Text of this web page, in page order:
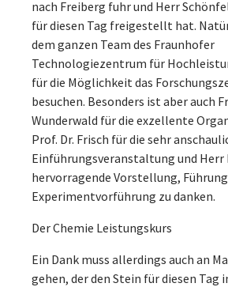
nach Freiberg fuhr und Herr
für diesen Tag freigestellt hat.
dem ganzen Team des Fraunhofer
Technologiezentrum für
für die Möglichkeit das
besuchen. Besonders ist aber auch
Wunderwald für die exzellente
Prof. Dr. Frisch für die sehr
Einführungsveranstaltung und Herr
hervorragende Vorstellung,
Experimentvorführung zu danken.
Der Chemie Leistungskurs
Ein Dank muss allerdings auch an
gehen, der den Stein für diesen Tag